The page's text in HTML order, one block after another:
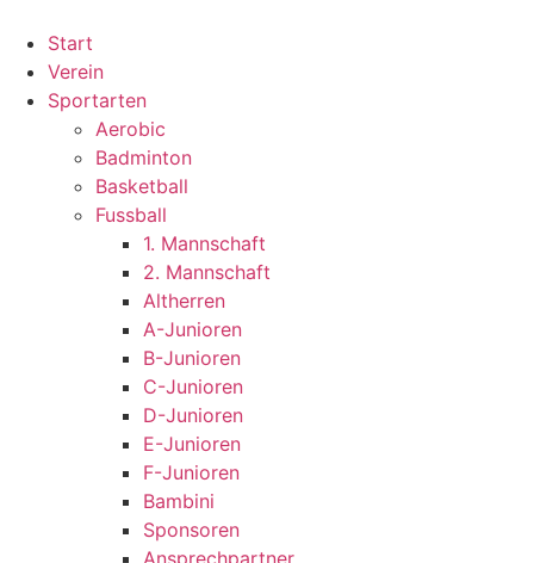
Inhalt
wechseln
Start
Verein
Sportarten
Aerobic
Badminton
Basketball
Fussball
1. Mannschaft
2. Mannschaft
Altherren
A-Junioren
B-Junioren
C-Junioren
D-Junioren
E-Junioren
F-Junioren
Bambini
Sponsoren
Ansprechpartner